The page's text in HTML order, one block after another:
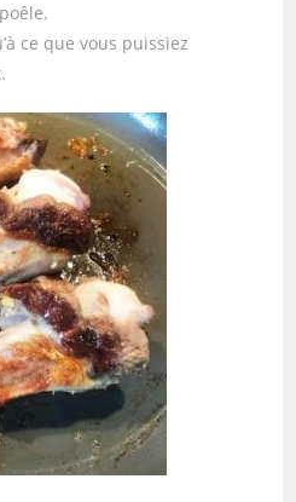
ce que vous puissiez